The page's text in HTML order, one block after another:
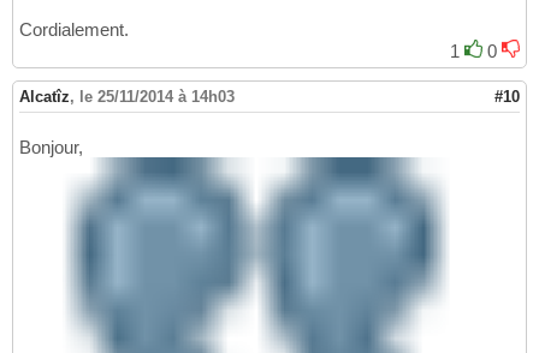
Cordialement.
1
0
Alcatîz, le 25/11/2014 à 14h03 #10
Bonjour,